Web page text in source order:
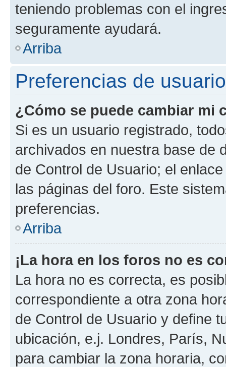
teniendo problemas con el
seguramente ayudará.
Arriba
Preferencias de
¿Cómo se puede cambiar mi
Si es un usuario registrado,
archivados en nuestra base de
de Control de Usuario; el
las páginas del foro. Este
preferencias.
Arriba
¡La hora en los foros no es
La hora no es correcta, es
correspondiente a otra zona
de Control de Usuario y define
ubicación, e.j. Londres, París,
para cambiar la zona horaria,